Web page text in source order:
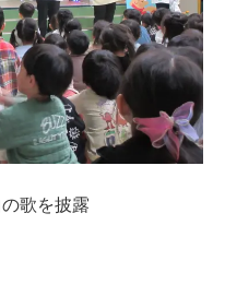
歌を披露